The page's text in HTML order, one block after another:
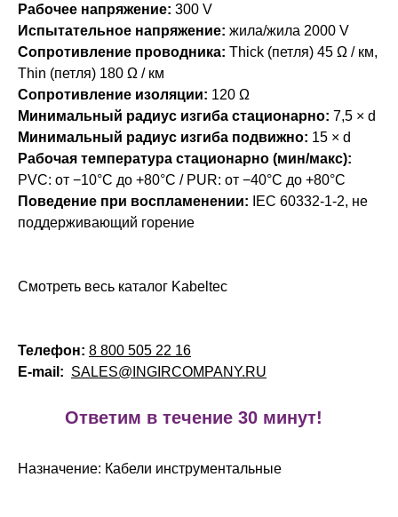
Рабочее напряжение: 300 V
Испытательное напряжение: жила/жила 2000 V
Сопротивление проводника: Thick (петля) 45 Ω / км,
Thin (петля) 180 Ω / км
Сопротивление изоляции: 120 Ω
Минимальный радиус изгиба стационарно: 7,5 × d
Минимальный радиус изгиба подвижно: 15 × d
Рабочая температура стационарно (мин/макс):
PVC: от −10°C до +80°C / PUR: от −40°C до +80°C
Поведение при воспламенении: IEC 60332-1-2, не
поддерживающий горение
Смотреть весь каталог Kabeltec
Телефон: 8 800 505 22 16
E-mail: SALES@INGIRCOMPANY.RU
Ответим в течение 30 минут!
Назначение: Кабели инструментальные